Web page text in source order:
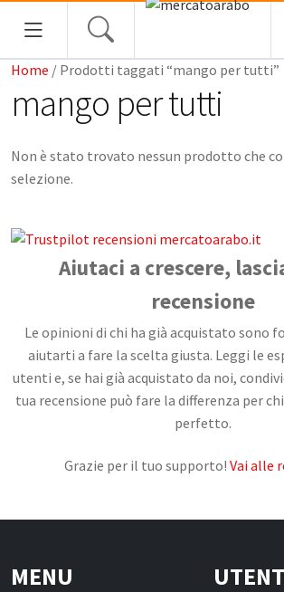
HOME
ALIMENTARI
COSMESI
INGROSSO
CHI SIAMO
Home / Prodotti taggati “mango per tutti”
mango per tutti
Non è stato trovato nessun prodotto che
selezione.
Aiutaci a crescere,
recensione
Le opinioni di chi ha già acquistato sono
aiutarti a fare la scelta giusta. Leggi le
utenti e, se hai già acquistato da noi,
tua recensione può fare la differenza per
perfetto.
Grazie per il tuo supporto! Vai alle
MENU